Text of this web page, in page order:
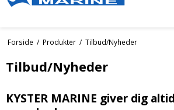
Forside / Produkter / Tilbud/Nyheder
Tilbud/Nyheder
KYSTER MARINE giver dig